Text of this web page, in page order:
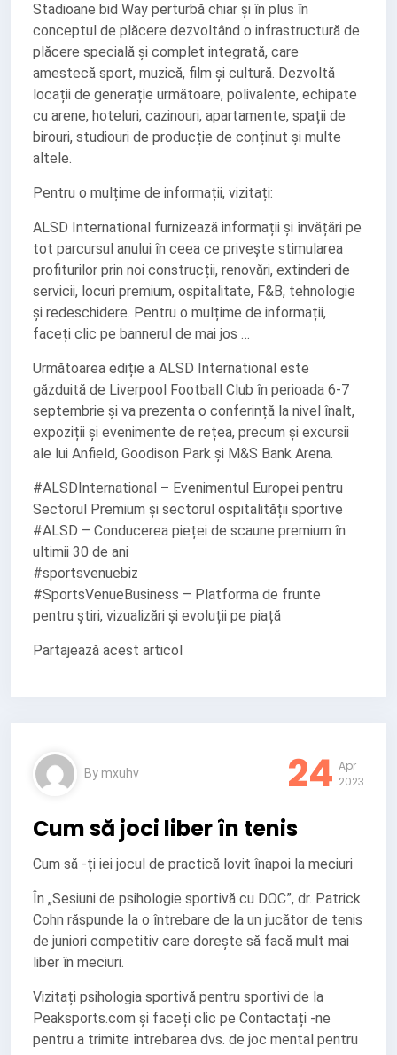
Stadioane bid Way perturbă chiar și în plus în
conceptul de plăcere dezvoltând o infrastructură de
plăcere specială și complet integrată, care
amestecă sport, muzică, film și cultură. Dezvoltă
locații de generație următoare, polivalente, echipate
cu arene, hoteluri, cazinouri, apartamente, spații de
birouri, studiouri de producție de conținut și multe
altele.
Pentru o mulțime de informații, vizitați:
ALSD International furnizează informații și învățări pe
tot parcursul anului în ceea ce privește stimularea
profiturilor prin noi construcții, renovări, extinderi de
servicii, locuri premium, ospitalitate, F&B, tehnologie
și redeschidere. Pentru o mulțime de informații,
faceți clic pe bannerul de mai jos …
Următoarea ediție a ALSD International este
găzduită de Liverpool Football Club în perioada 6-7
septembrie și va prezenta o conferință la nivel înalt,
expoziții și evenimente de rețea, precum și excursii
ale lui Anfield, Goodison Park și M&S Bank Arena.
#ALSDInternational – Evenimentul Europei pentru
Sectorul Premium și sectorul ospitalității sportive
#ALSD – Conducerea pieței de scaune premium în
ultimii 30 de ani
#sportsvenuebiz
#SportsVenueBusiness – Platforma de frunte
pentru știri, vizualizări și evoluții pe piață
Partajează acest articol
By mxuhv 24 Apr
2023
Cum să joci liber în tenis
Cum să -ți iei jocul de practică lovit înapoi la meciuri
În „Sesiuni de psihologie sportivă cu DOC”, dr. Patrick
Cohn răspunde la o întrebare de la un jucător de tenis
de juniori competitiv care dorește să facă mult mai
liber în meciuri.
Vizitați psihologia sportivă pentru sportivi de la
Peaksports.com și faceți clic pe Contactați -ne
pentru a trimite întrebarea dvs. de joc mental pentru